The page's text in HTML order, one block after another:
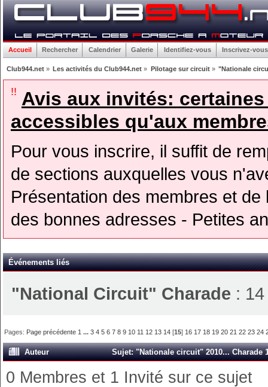
Accueil Rechercher Calendrier Galerie Identifiez-vous Inscrivez-vous
Club944.net» Les activités du Club944.net » Pilotage sur circuit» "Nationale
!! Avis aux invités:
accessibles qu'aux
Pour vous inscrire, il suffit de
de sections auxquelles vous
Présentation des membres et
des bonnes adresses - Petites
Événements liés
"National Circuit" Charade :
Pages: Page précédente 1 ...3 4 5 6 7 8 9 10 11 12 13 14 [15] 16 17 18 19 20 21 22 23 24
Auteur Sujet: "Nationale circuit" 2010... Charade
0 Membres et 1 Invité sur ce sujet